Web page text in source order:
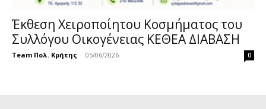
Έκθεση Χειροποίητου Κοσμήματος του
Συλλόγου Οικογένειας ΚΕΘΕΑ ΔΙΑΒΑΣΗ
Team Πολ. Κρήτης - 05/06/2026 0